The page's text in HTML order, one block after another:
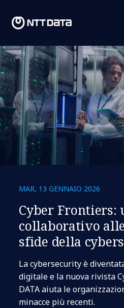
MAR, 13 GENNAIO 2026
Cyber Frontiers:
collaborativo
sfide della
La cybersecurity è
digitale e la nuova rivista
DATA aiuta le
minacce più recenti.